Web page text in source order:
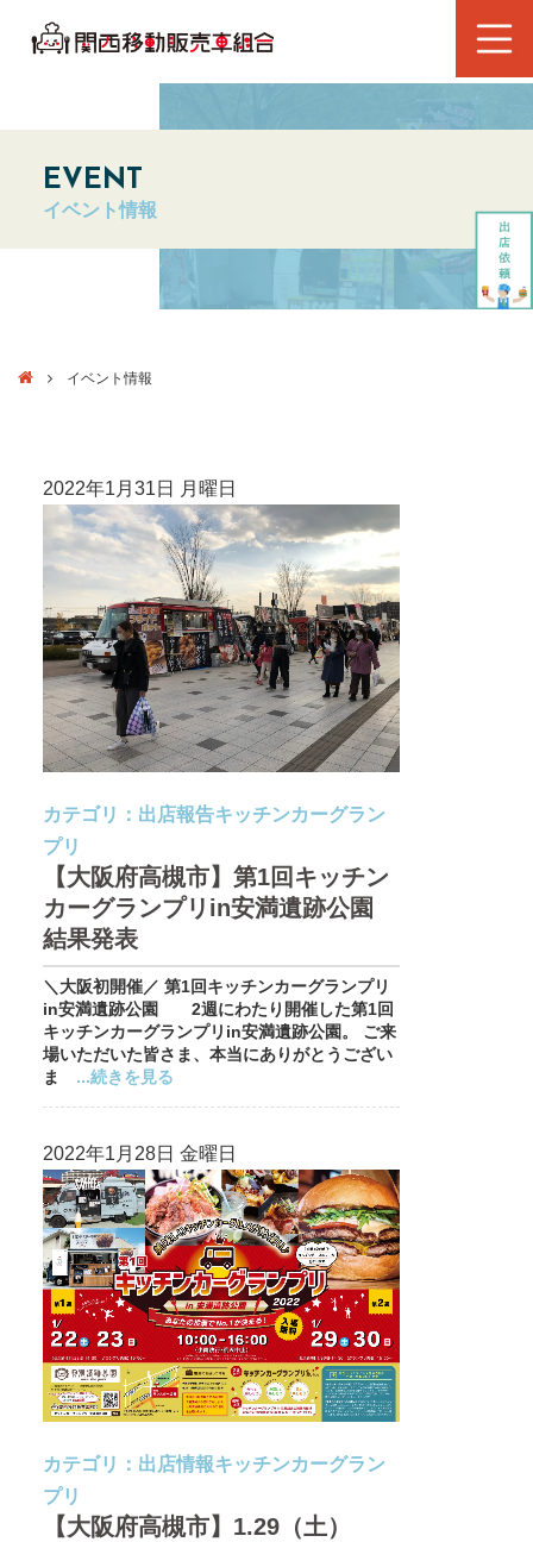
EVENT
イベント情報
イベント情報
2022年1月31日 月曜日
カテゴリ： 出店報告キッチンカーグラン
プリ
【大阪府高槻市】第1回キッチン
カーグランプリin安満遺跡公園
結果発表
＼大阪初開催／ 第1回キッチンカーグランプリ
in安満遺跡公園 2週にわたり開催した第1回
キッチンカーグランプリin安満遺跡公園。 ご来
場いただいた皆さま、本当にありがとうござい
ま
...続きを見る
2022年1月28日 金曜日
カテゴリ： 出店情報キッチンカーグラン
プリ
【大阪府高槻市】1.29（土）